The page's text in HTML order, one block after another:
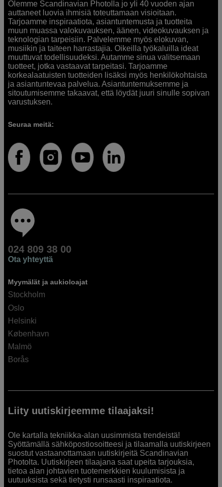
Olemme Scandinavian Photolla jo yli 40 vuoden ajan
auttaneet luovia ihmisiä toteuttamaan visioitaan.
Tarjoamme inspiraatiota, asiantuntemusta ja tuotteita
muun muassa valokuvauksen, äänen, videokuvauksen ja
teknologian tarpeisiin. Palvelemme myös elokuvan,
musiikin ja taiteen harrastajia. Oikeilla työkaluilla ideat
muuttuvat todellisuudeksi. Autamme sinua valitsemaan
tuotteet, jotka vastaavat tarpeitasi. Tarjoamme
korkealaatuisten tuotteiden lisäksi myös henkilökohtaista
ja asiantuntevaa palvelua. Asiantuntemuksemme ja
sitoutumisemme takaavat, että löydät juuri sinulle sopivan
varustuksen.
Seuraa meitä:
024 809 38 00
Ota yhteyttä
Myymälät ja aukioloajat
Stockholm
Oslo
Helsinki
København
Malmö
Borås
Liity uutiskirjeemme tilaajaksi!
Ole kartalla tekniikka-alan uusimmista trendeistä!
Syöttämällä sähköpostiosoitteesi ja tilaamalla uutiskirjeen
suostut vastaanottamaan uutiskirjeitä Scandinavian
Photolta. Uutiskirjeen tilaajana saat upeita tarjouksia,
tietoa alan johtavien tuotemerkkien kuulumisista ja
uutuuksista sekä tietysti runsaasti inspiraatiota.